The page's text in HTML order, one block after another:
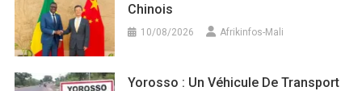
Chinois
10/08/2026 Afrikinfos-Mali
Yorosso : Un Véhicule De Transport